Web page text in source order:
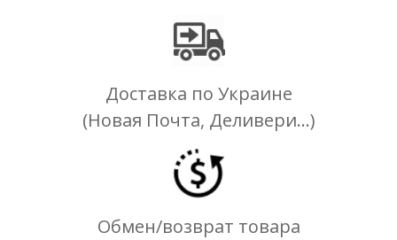
Доставка по Украине
(Новая Почта, Деливери...)
Обмен/возврат товара